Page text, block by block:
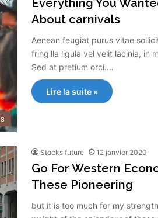
Everything You
About carnivals
Aenean feugiat purus vitae
fringilla ligula vel velit lacinia, in
Sed at pretium orci.…
Lire la suite »
Stocks future 12 janvier 2020
Go For Western
These Pioneering
but it is too much for my